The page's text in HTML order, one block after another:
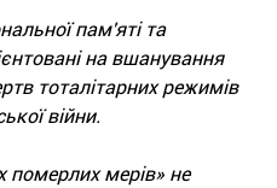
пам'яті та
на вшанування
тоталітарних режимів
війни.
померлих мерів» не